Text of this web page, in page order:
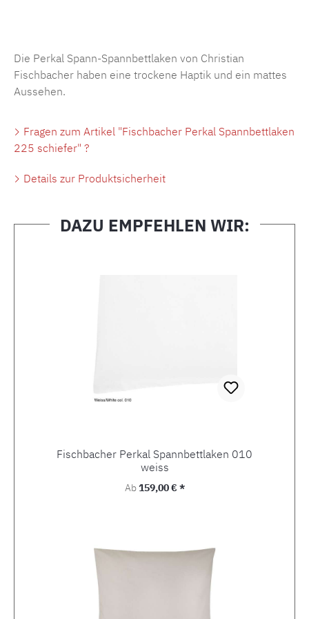
Die Perkal Spann-Spannbettlaken von Christian
Fischbacher haben eine trockene Haptik und ein mattes
Aussehen.
Fragen zum Artikel "Fischbacher Perkal Spannbettlaken
225 schiefer" ?
Details zur Produktsicherheit
DAZU EMPFEHLEN WIR:
Fischbacher Perkal Spannbettlaken 010
weiss
Regulärer Preis:
Ab159,00 € *